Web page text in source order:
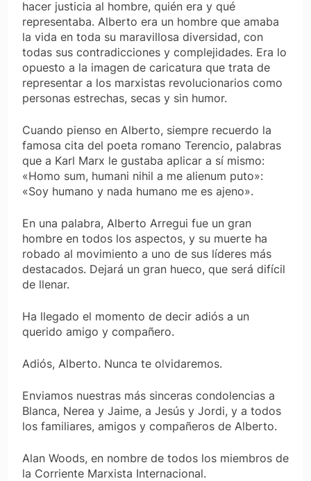
hacer justicia al hombre, quién era y qué
representaba. Alberto era un hombre que amaba
la vida en toda su maravillosa diversidad, con
todas sus contradicciones y complejidades. Era lo
opuesto a la imagen de caricatura que trata de
representar a los marxistas revolucionarios como
personas estrechas, secas y sin humor.
Cuando pienso en Alberto, siempre recuerdo la
famosa cita del poeta romano Terencio, palabras
que a Karl Marx le gustaba aplicar a sí mismo:
«Homo sum, humani nihil a me alienum puto»:
«Soy humano y nada humano me es ajeno».
En una palabra, Alberto Arregui fue un gran
hombre en todos los aspectos, y su muerte ha
robado al movimiento a uno de sus líderes más
destacados. Dejará un gran hueco, que será difícil
de llenar.
Ha llegado el momento de decir adiós a un
querido amigo y compañero.
Adiós, Alberto. Nunca te olvidaremos.
Enviamos nuestras más sinceras condolencias a
Blanca, Nerea y Jaime, a Jesús y Jordi, y a todos
los familiares, amigos y compañeros de Alberto.
Alan Woods, en nombre de todos los miembros de
la Corriente Marxista Internacional.